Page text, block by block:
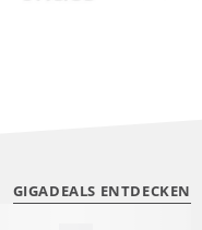
GIGADEALS ENTDECKEN